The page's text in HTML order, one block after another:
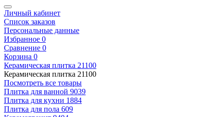
Личный кабинет
Список заказов
Персональные данные
Избранное 0
Сравнение 0
Корзина 0
Керамическая плитка 21100
Керамическая плитка 21100
Посмотреть все товары
Плитка для ванной 9039
Плитка для кухни 1884
Плитка для пола 609